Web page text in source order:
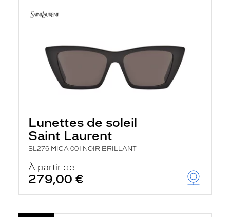
Lunettes de soleil
Saint Laurent
SL276 MICA 001 NOIR BRILLANT
À partir de
279,00 €